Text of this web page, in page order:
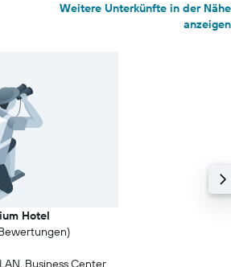
Weitere Unterkünfte in der Nähe
anzeigen
Hotel
Business Center